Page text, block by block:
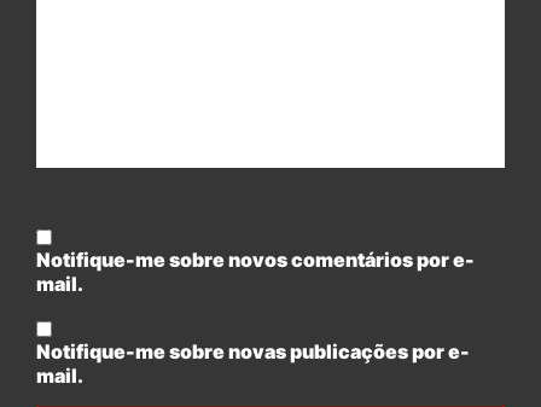
Notifique-me sobre novos comentários por e-
mail.
Notifique-me sobre novas publicações por e-
mail.